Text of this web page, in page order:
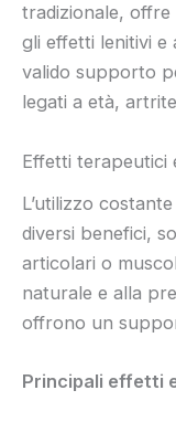
tradizionale, offre
gli effetti lenitivi e
valido supporto
legati a età,
Effetti terapeutici
L’utilizzo
diversi benefici,
articolari o
naturale e alla
offrono un
Principali effetti